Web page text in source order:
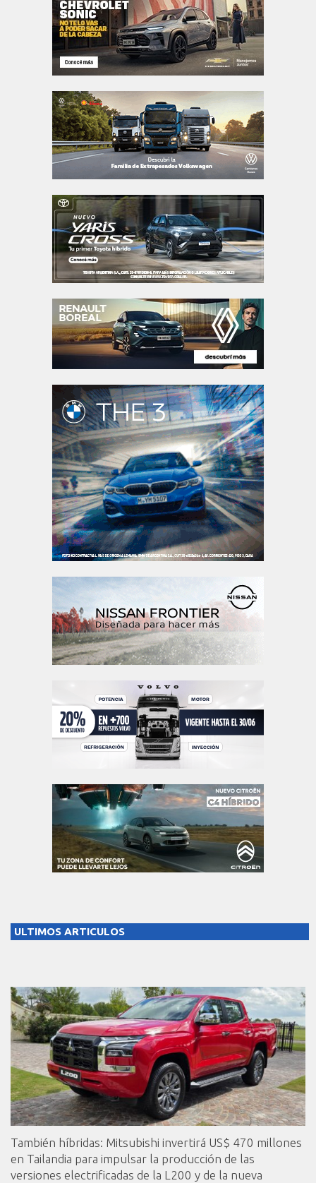
ULTIMOS ARTICULOS
También híbridas: Mitsubishi invertirá US$ 470 millones
en Tailandia para impulsar la producción de las
versiones electrificadas de la L200 y de la nueva